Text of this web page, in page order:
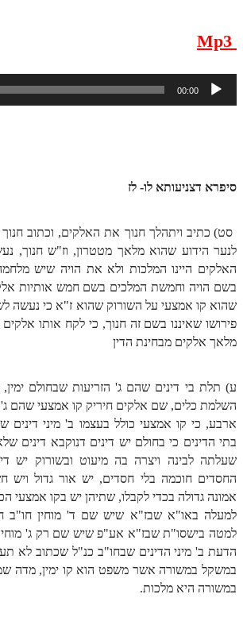
ספר הזוהר וישלח מתחילים
הזוהר הקדוש וישב מתקדמים
הזוהר הקדוש מקץ מתקדמים
הזוהר הקדוש ויגש מתחילים
הזוהר הקדוש ויגש מתקדמים
הזוהר הקדוש ויחי מתחילים
ספר הזוהר – שמות
הזוהר הקדוש שמות מתחילים
הזוהר הקדוש שמות מתקדמים
הזוהר הקדוש וארא מתחילים
הזוהר הקדוש וארא מתקדמים
הזוהר הקדוש בא מתחילים
הזוהר הקדוש בא מתקדמים
הזוהר הקדוש בשלח מתחילים
00:00
סיפרא דצניעותא לו- לז
סט) כתיב ויתהלך חנוך את האלקים, וכתוב חנוך
לנער הידוע שהוא מלאך מטטרון, וז"ש חנוך,
האלקים היינו המלכות ולא את הויה שיש
בשם הויה וחמשת המלכים בשם חמש אותיות
שהוא קו אמצעי על השורוק שהוא ז"א כי נעשה
פירושו שאיננו בשם זה חנוך, כי לקח אותו
מלאך אלקים מבחינת הדין
ע) תלת בי דינים שהם ג' הזריעות שבחולם ימין,
השלמת כלים, שם אלקים חיריק קו אמצעי שהם ג'
ארבע, כי קו אמצעי כולל בעצמו ב' מיני דינים
בתי הדינים כי בחולם יש דינים דנוקבא דינים
שעלתה לבינה ויצרה בה מיעוט ובשורוק יש
החסדים חוכמה בלי חסדים, יש אור גדול ויש
אמונה גדולה בכדי לקבלו, שתיהן יש בקו אמצעי
למעלה באו"א שבז"א שיש שם ד' מוחין חו"ב
למטה בישסו"ת שבז"א אע"פ שיש שם רק ג'
הדעת ב' מיני הדינים שבחו"ב כנ"ל שכתוב לא
במשקל במשורה אשר משפט הוא קו ימין, מדה
במשורה היא מלכות.